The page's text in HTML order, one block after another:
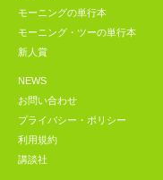
モーニングの単行本
モーニング・ツーの単行本
新人賞
NEWS
お問い合わせ
プライバシー・ポリシー
利用規約
講談社